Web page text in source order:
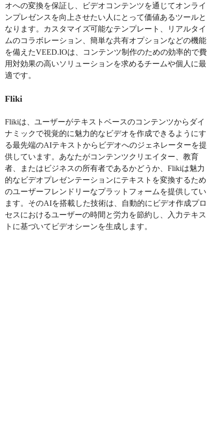
オへの変換を保証し、ビデオコンテンツを通じてオンライ
ンプレゼンスを向上させたい人にとって価値あるツールと
なります。カスタマイズ可能なテンプレート、リアルタイ
ムのコラボレーション、簡単な共有オプションなどの機能
を備えたVEED.IOは、コンテンツ制作のための効率的で費
用対効果の高いソリューションを求めるチームや個人に最
適です。
Fliki
Flikiは、ユーザーがテキストベースのコンテンツからダイ
ナミックで視覚的に魅力的なビデオを作成できるようにす
る最先端のAIテキストからビデオへのジェネレーターを提
供しています。あなたがコンテンツクリエイター、教育
者、またはビジネスの所有者であるかどうか、Flikiは魅力
的なビデオプレゼンテーションにテキストを変換するため
のユーザーフレンドリーなプラットフォームを提供してい
ます。そのAIを搭載した技術は、自動的にビデオ作成プロ
セスにおけるユーザーの時間と労力を節約し、入力テキス
トに基づいてビデオシーンを生成します。